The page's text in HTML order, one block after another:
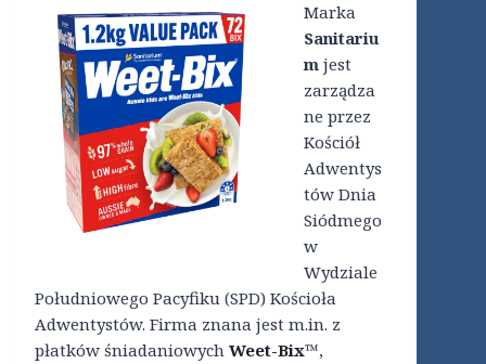
Marka
Sanitariu
m jest
zarządza
ne przez
Kościół
Adwentys
tów Dnia
Siódmego
w
Wydziale
Południowego Pacyfiku (SPD) Kościoła
Adwentystów. Firma znana jest m.in. z
płatków śniadaniowych Weet-Bix™,